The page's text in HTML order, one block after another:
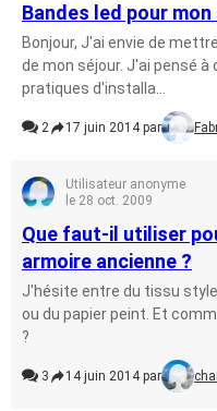
Bandes led pour
Bonjour, J'ai envie de
de mon séjour. J'ai pensé
pratiques d'installa...
2 17 juin 2014 par
Utilisateur anonyme
le 28 oct. 2009
Que faut-il utiliser
armoire ancienne ?
J'hésite entre du tissu
ou du papier peint. Et
?
3 14 juin 2014 par